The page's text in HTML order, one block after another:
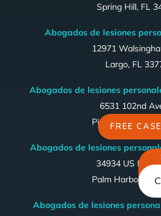
Spring Hill, FL
Abogados de lesiones
12971
Largo, FL
Abogados de lesiones
6531 102nd
Pinellas Park, FL
Abogados de lesiones
34934 US Hwy
Palm Harbor, FL
Abogados de lesiones